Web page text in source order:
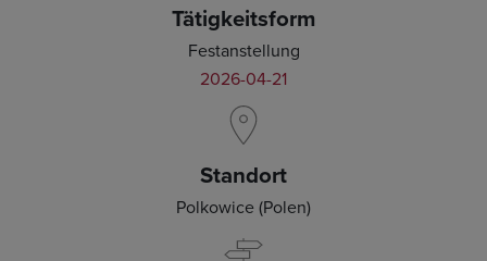
Tätigkeitsform
Festanstellung
2026-04-21
Standort
Polkowice (Polen)